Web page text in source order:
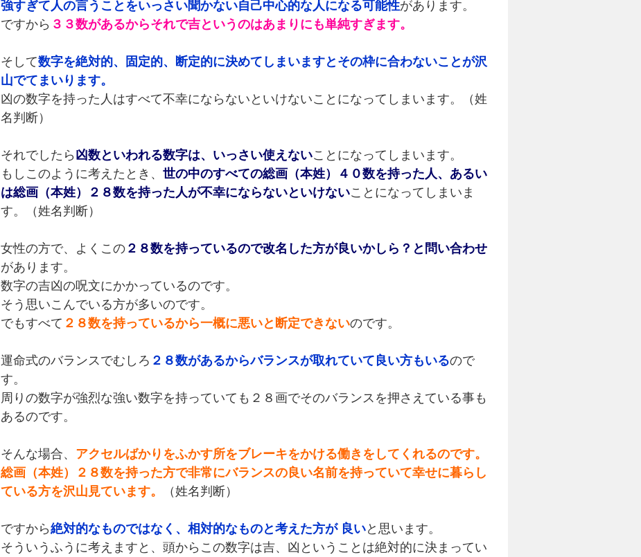
強すぎて人の言うことをいっさい聞かない自己中心的な人になる可能性があります。
ですから ３３数があるからそれで吉というのはあまりにも単純すぎます。
そして数字を絶対的、固定的、断定的に決めてしまいますとその枠に合わないことが沢
山でてまいります。
凶の数字を持った人はすべて不幸にならないといけないことになってしまいます。（姓
名判断）
それでしたら 凶数といわれる数字は、いっさい使えないことになってしまいます。
もしこのように考えたとき、 世の中のすべての総画（本姓）４０数を持った人、あるい
は総画（本姓）２８数を持った人が不幸にならないといけないことになってしまいま
す。（姓名判断）
女性の方で、よくこの ２８数を持っているので改名した方が良いかしら？と問い合わせ
があります。
数字の吉凶の呪文にかかっているのです。
そう思いこんでいる方が多いのです。
でもすべて ２８数を持っているから一概に悪いと断定できないのです。
運命式のバランスでむしろ ２８数があるからバランスが取れていて良い方もいるので
す。
周りの数字が強烈な強い数字を持っていても２８画でそのバランスを押さえている事も
あるのです。
そんな場合、 アクセルばかりをふかす所をブレーキをかける働きをしてくれるのです。
総画（本姓）２８数を持った方で非常にバランスの良い名前を持っていて幸せに暮らし
ている方を沢山見ています。
（姓名判断）
ですから絶対的なものではなく、相対的なものと考えた方が 良いと思います。
そういうふうに考えますと、頭からこの数字は吉、凶ということは絶対的に決まってい